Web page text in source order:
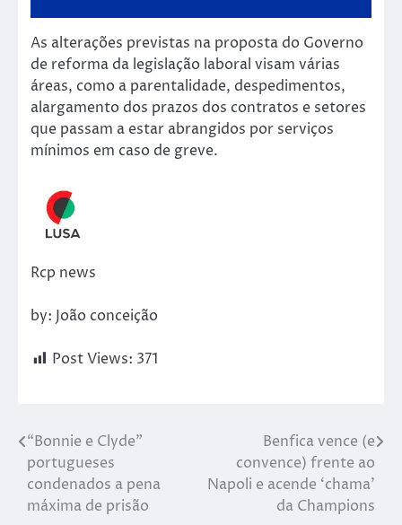
As alterações previstas na proposta do Governo
de reforma da legislação laboral visam várias
áreas, como a parentalidade, despedimentos,
alargamento dos prazos dos contratos e setores
que passam a estar abrangidos por serviços
mínimos em caso de greve.
Rcp news
by: João conceição
Post Views: 371
“Bonnie e Clyde”
portugueses
condenados a pena
máxima de prisão
Benfica vence (e
convence) frente ao
Napoli e acende ‘chama’
da Champions